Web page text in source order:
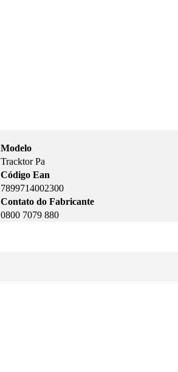
Modelo
Tracktor Pa
Código Ean
7899714002300
Contato do Fabricante
0800 7079 880